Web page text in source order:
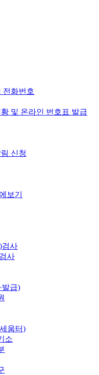
전화번호
및 온라인 번호표 발급
신청
보기
검사
사
발급)
움터)
소